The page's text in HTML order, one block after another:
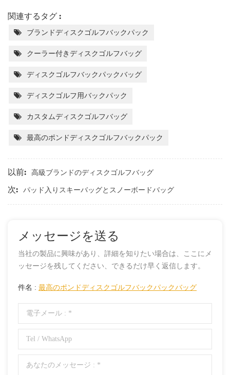
関連するタグ :
ブランドディスクゴルフバックパック
クーラー付きディスクゴルフバッグ
ディスクゴルフバックパックバッグ
ディスクゴルフ用バックパック
カスタムディスクゴルフバッグ
最高のポンドディスクゴルフバックパック
以前: 高級ブランドのディスクゴルフバッグ
次: パッド入りスキーバッグとスノーボードバッグ
メッセージを送る
当社の製品に興味があり、詳細を知りたい場合は、ここにメ
ッセージを残してください、できるだけ早く返信します。
件名 : 最高のポンドディスクゴルフバックパックバッグ